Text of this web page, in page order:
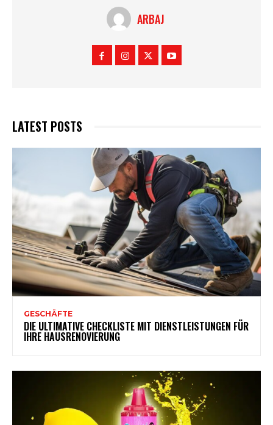
ARBAJ
LATEST POSTS
GESCHÄFTE
DIE ULTIMATIVE CHECKLISTE MIT DIENSTLEISTUNGEN FÜR
IHRE HAUSRENOVIERUNG